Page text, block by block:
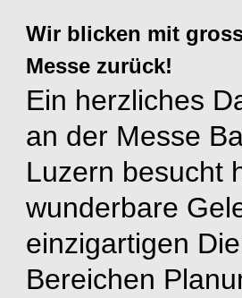
Wir blicken mit
Messe zurück!
Ein herzliches
an der Messe
Luzern besucht
wunderbare
einzigartigen
Bereichen